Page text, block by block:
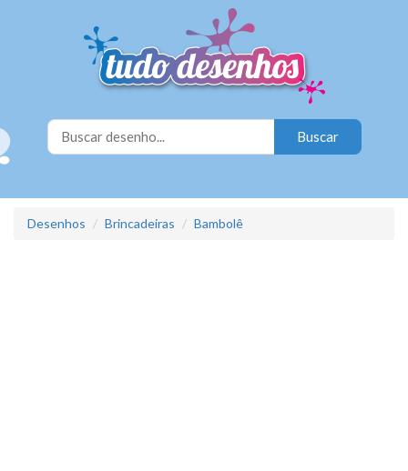
Desenhos Brincadeiras Bambolê